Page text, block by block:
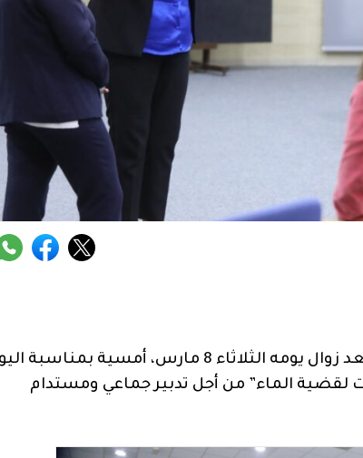
احتضن متحف محمد السادس لحضارة الماء بمراكش، بعد زوال يومه الثلاثاء 8 مارس، أمسية
لقضية الماء” من أجل تدبير جماعي ومستدام